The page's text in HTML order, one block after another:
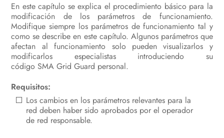
En este capítulo se explica el procedimiento básico para la
modificación de los parámetros de funcionamiento.
Modifique siempre los parámetros de funcionamiento tal y
como se describe en este capítulo. Algunos parámetros que
afectan al funcionamiento solo pueden visualizarlos y
modificarlos especialistas introduciendo su
código SMA Grid Guard personal.
Requisitos:
Los cambios en los parámetros relevantes para la
red deben haber sido aprobados por el operador
de red responsable.
Conexión eléctrica
Puesta en marcha
Manejo
Desconexión del inversor de la
tensión
Limpieza del producto
Localización de errores